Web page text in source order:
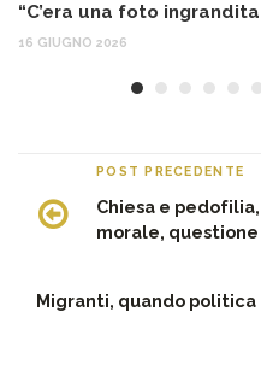
“C’era una foto
16 GIUGNO 2026
POST PRECEDENTE
Chiesa e
morale,
Migranti, quando politica